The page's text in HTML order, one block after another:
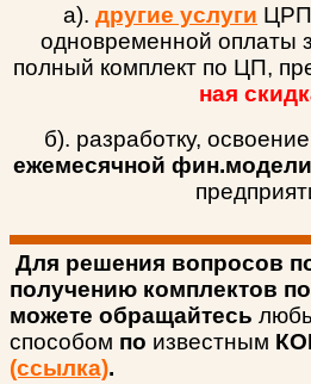
а). другие услуги
одновременной оплаты
полный комплект по ЦП,
ная
б). разработку,
ежемесячной фин.модели
Для решения вопросов
получению комплектов
можете обращайтесь
способом по известным
(ссылка).